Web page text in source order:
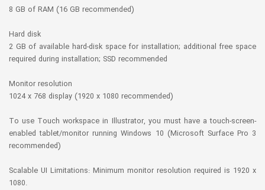
8 GB of RAM (16 GB recommended)
Hard disk
2 GB of available hard-disk space for installation; additional free space
required during installation; SSD recommended
Monitor resolution
1024 x 768 display (1920 x 1080 recommended)
To use Touch workspace in Illustrator, you must have a touch-screen-
enabled tablet/monitor running Windows 10 (Microsoft Surface Pro 3
recommended)
Scalable UI Limitations: Minimum monitor resolution required is 1920 x
1080.